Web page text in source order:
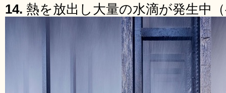
14. 熱を放出し大量の水滴が発生中